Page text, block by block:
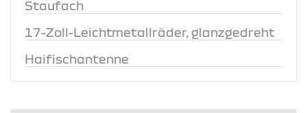
Staufach
17-Zoll-Leichtmetallräder, glanzgedreht
Haifischantenne